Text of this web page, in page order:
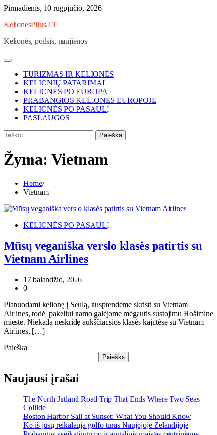
Skip
content
Pirmadienis, 10 rugpjūčio, 2026
KelionesPlius.LT
Kelionės, poilsis, naujienos
TURIZMAS IR KELIONĖS
KELIONIŲ PATARIMAI
KELIONĖS PO EUROPA
PRABANGIOS KELIONĖS EUROPOJE
KELIONĖS PO PASAULĮ
PASLAUGOS
Ieškoti:
Žyma: Vietnam
Home
Vietnam
KELIONĖS PO PASAULĮ
Mūsų veganiška verslo klasės patirtis su
Vietnam Airlines
17 balandžio, 2026
0
Planuodami kelionę į Seulą, nusprendėme skristi su Vietnam
Airlines, todėl pakeliui namo galėjome mėgautis sustojimu Hošimine
mieste. Niekada neskridę aukščiausios klasės kajutėse su Vietnam
Airlines, […]
Paieška
Paieška
Naujausi įrašai
The North Jutland Road Trip That Ends Where Two Seas
Collide
Boston Harbor Sail at Sunset: What You Should Know
Ko iš jūsų reikalauja golfo turas Naujojoje Zelandijoje